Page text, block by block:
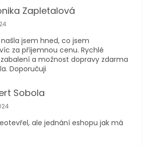
Zapletalová
obchodu je 5 z 5 hvězdiček.
jsem hned, co jsem
za příjemnou cenu. Rychlé
a možnost dopravy zdarma
Doporučuji
Sobola
obchodu je 5 z 5 hvězdiček.
ale jednání eshopu jak má